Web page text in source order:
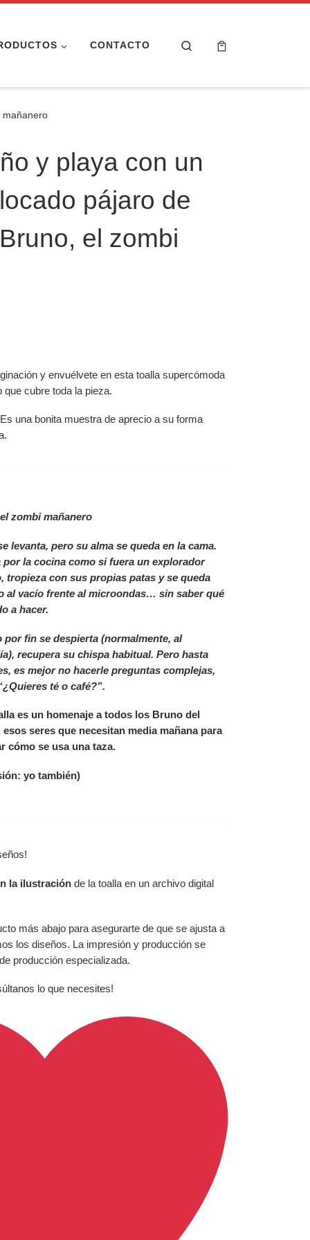
CONTACTO Search
mañanero
y playa con un
pájaro de
el zombi
y envuélvete en esta toalla supercómoda
cubre toda la pieza.
una bonita muestra de aprecio a su forma
zombi mañanero
levanta, pero su alma se queda en la cama.
por la cocina como si fuera un explorador
tropieza con sus propias patas y se queda
al vacío frente al microondas… sin saber qué
a hacer.
por fin se despierta (normalmente, al
recupera su chispa habitual. Pero hasta
es mejor no hacerle preguntas complejas,
té o café?”.
es un homenaje a todos los Bruno del
esos seres que necesitan media mañana para
cómo se usa una taza.
yo también)
la ilustración de la toalla en un archivo digital
más abajo para asegurarte de que se ajusta a
los diseños. La impresión y producción se
producción especializada.
lo que necesites!